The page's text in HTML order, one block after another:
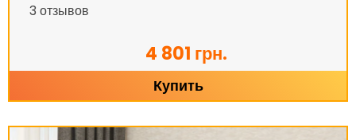
3 отзывов
4 801 грн.
Купить